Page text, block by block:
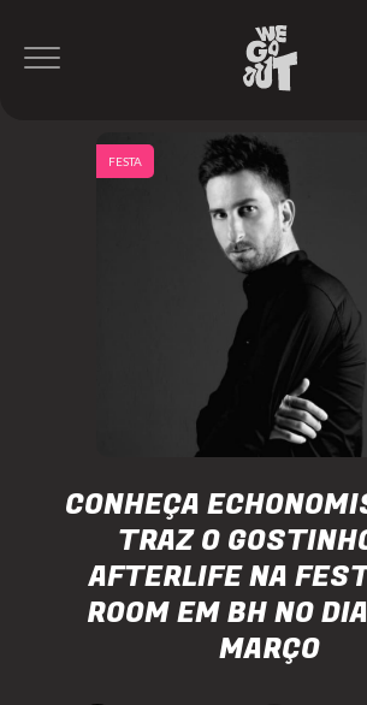
CONHEÇA
TRAZ O
AFTERLIFE NA
ROOM EM BH NO
MARÇO
FESTA